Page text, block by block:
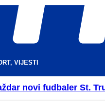
, VIJESTI
novi fudbaler St.